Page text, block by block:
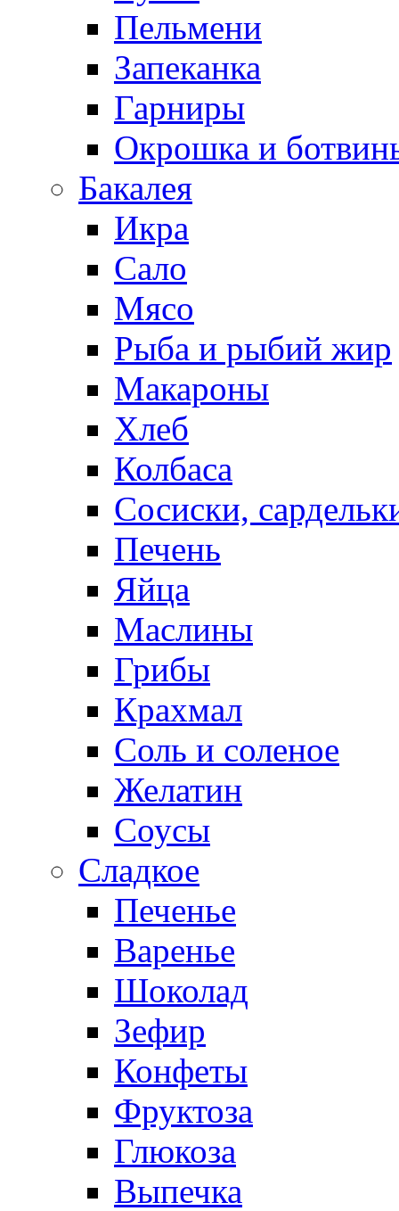
Пельмени
Запеканка
Гарниры
Окрошка и
Бакалея
Икра
Сало
Мясо
Рыба и рыбий жир
Макароны
Хлеб
Колбаса
Сосиски,
Печень
Яйца
Маслины
Грибы
Крахмал
Соль и соленое
Желатин
Соусы
Сладкое
Печенье
Варенье
Шоколад
Зефир
Конфеты
Фруктоза
Глюкоза
Выпечка